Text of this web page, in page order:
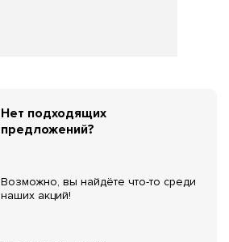
Нет подходящих
предложений?
Возможно, вы найдёте что-то среди
наших акций!